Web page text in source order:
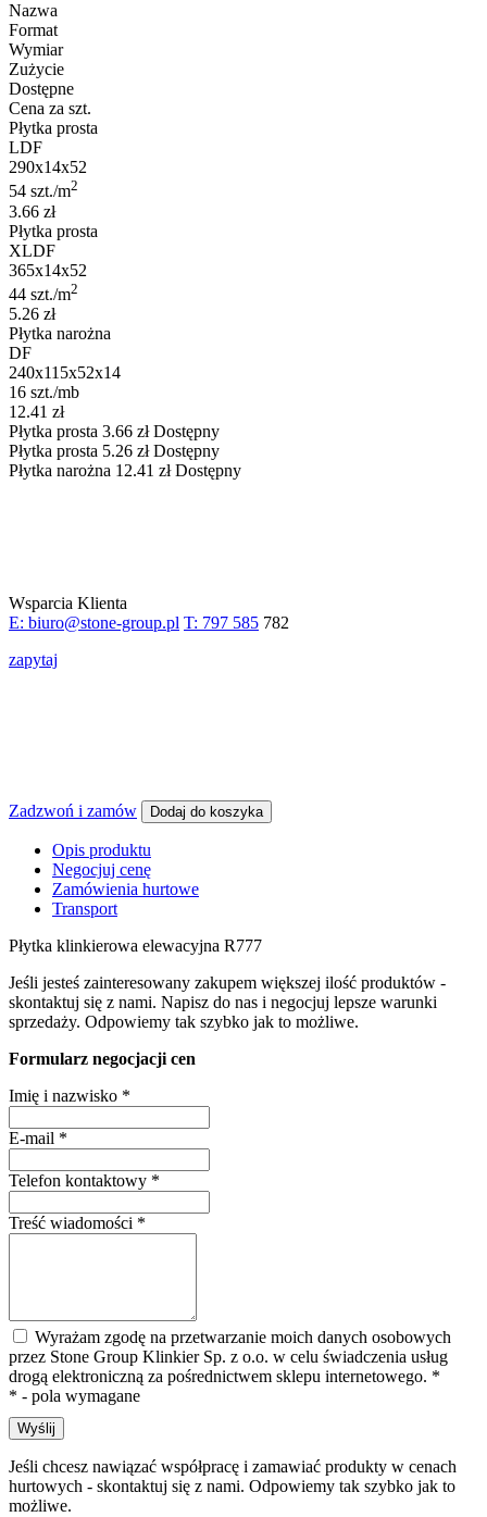
Nazwa
Format
Wymiar
Zużycie
Dostępne
Cena za szt.
Płytka prosta
LDF
290x14x52
54 szt./m2
3.66 zł
Płytka prosta
XLDF
365x14x52
44 szt./m2
5.26 zł
Płytka narożna
DF
240x115x52x14
16 szt./mb
12.41 zł
Płytka prosta 3.66 zł Dostępny
Płytka prosta 5.26 zł Dostępny
Płytka narożna 12.41 zł Dostępny
Wsparcia Klienta
E: biuro@stone-group.pl T: 797 585 782
zapytaj
Zadzwoń i zamów Dodaj do koszyka
Opis produktu
Negocjuj cenę
Zamówienia hurtowe
Transport
Płytka klinkierowa elewacyjna R777
Jeśli jesteś zainteresowany zakupem większej ilość produktów -
skontaktuj się z nami. Napisz do nas i negocjuj lepsze warunki
sprzedaży. Odpowiemy tak szybko jak to możliwe.
Formularz negocjacji cen
Imię i nazwisko *
E-mail *
Telefon kontaktowy *
Treść wiadomości *
Wyrażam zgodę na przetwarzanie moich danych osobowych
przez Stone Group Klinkier Sp. z o.o. w celu świadczenia usług
drogą elektroniczną za pośrednictwem sklepu internetowego. *
* - pola wymagane
Wyślij
Jeśli chcesz nawiązać współpracę i zamawiać produkty w cenach
hurtowych - skontaktuj się z nami. Odpowiemy tak szybko jak to
możliwe.